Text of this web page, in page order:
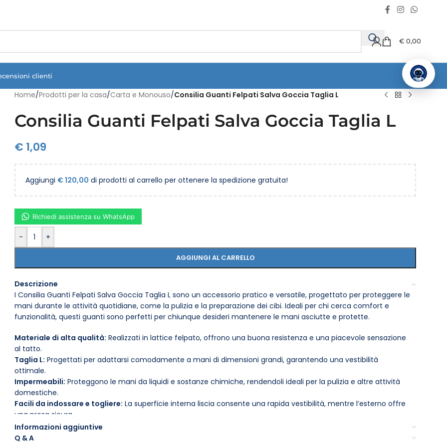
€ 0,00
clienti
Home/Prodotti per la casa/Carta e Monouso/Consilia Guanti Felpati Salva Goccia Taglia L
Consilia Guanti Felpati Salva Goccia Taglia L
€ 1,09
Aggiungi €120,00 di prodotti al carrello per ottenere la spedizione gratuita!
- +
AGGIUNGI AL CARRELLO
Richiedi assistenza su WhatsApp
Descrizione
I Consilia Guanti Felpati Salva Goccia Taglia L sono un accessorio pratico e versatile, progettato per proteggere le
mani durante le attività quotidiane, come la pulizia e la preparazione dei cibi. Ideali per chi cerca comfort e
funzionalità, questi guanti sono perfetti per chiunque desideri mantenere le mani asciutte e protette.
Materiale di alta qualità: Realizzati in lattice felpato, offrono una buona resistenza e una piacevole sensazione
al tatto.
Taglia L: Progettati per adattarsi comodamente a mani di dimensioni grandi, garantendo una vestibilità
ottimale.
Impermeabili: Proteggono le mani da liquidi e sostanze chimiche, rendendoli ideali per la pulizia e altre attività
domestiche.
Facili da indossare e togliere: La superficie interna liscia consente una rapida vestibilità, mentre l’esterno offre
una presa sicura.
Facilità di manutenzione:
prolungato.
Informazioni aggiuntive
Q & A